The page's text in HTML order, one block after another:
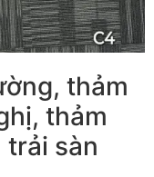
thảm
thảm
sàn